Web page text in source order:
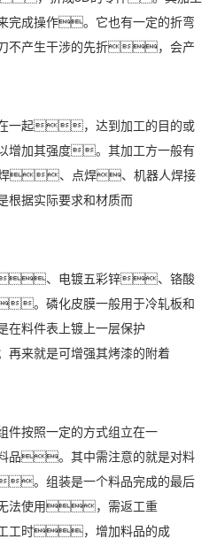
完成操作。它也有一定的折弯
不产生干涉的先折，会产
一起，达到加工的目的或
加其强度。其加工方一般有
、点焊、机器人焊接
据实际要求和材质而
、电镀五彩锌、铬酸
。磷化皮膜一般用于冷轧板和
料件表上镀上一层保护
就是可增强其烤漆的附着
按照一定的方式组立在一
品。其中需注意的就是对料
。组装是一个料品完成的最后
法使用，需返工重
工时，增加料品的成